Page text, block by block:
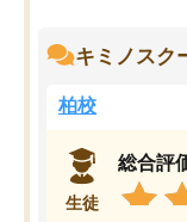
キミノスク
柏校
生徒
総合評